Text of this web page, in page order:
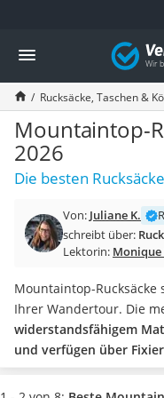
Die beliebtesten Vergleiche
Mode
Boxershorts
Cellulite-Leggings
Herrensocken
Polarisierte Sonnenbrille
Hausschuhe Herren
Radunterhose Damen
Überzieh-Sonnenbrille
RFID-Blocker
Geldbörse Herren
Knirps-Regenschirm
Periodenunterwäsche
RFID-Schutzkarte
Motorradbrillen
Vergleich
Rucksäcke, Taschen &
Mountaintop-
2026
Die besten
Von: Juliane K.
schreibt über:
Lektorin: Monique
Mountaintop-
Ihrer Wandertour. Die
widerstandsfähigem
und verfügen über
beispielsweise einen
Mountaintop-Rucksack